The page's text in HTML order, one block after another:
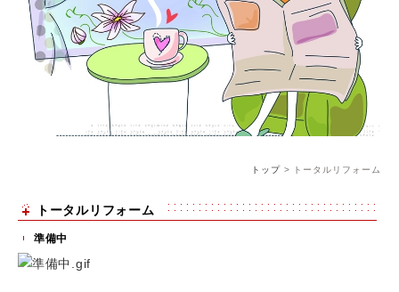
トップ トータルリフォーム
トータルリフォーム
準備中